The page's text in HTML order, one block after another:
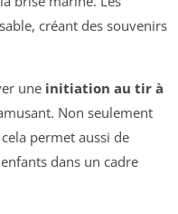
créant des souvenirs
une initiation au tir à
Non seulement
permet aussi de
dans un cadre